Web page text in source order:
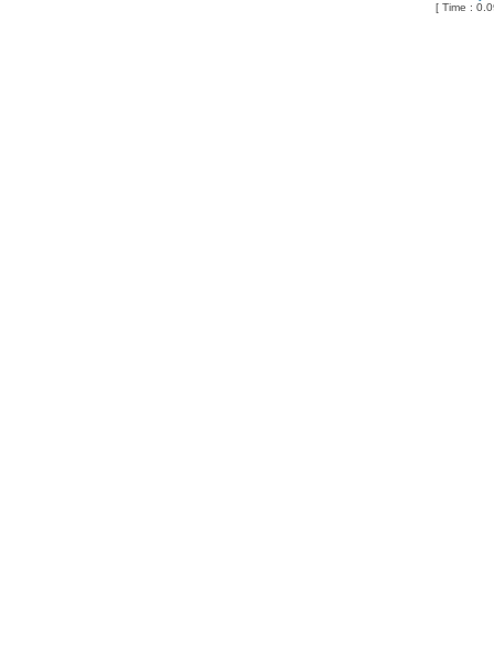
[ Time :